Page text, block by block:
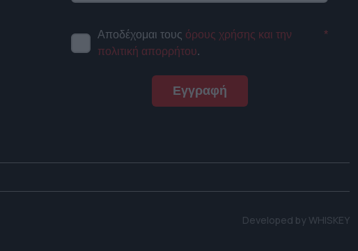
Αποδέχομαι τους όρους χρήσης και την
πολιτική απορρήτου.
*
Εγγραφή
Developed by WHISKEY